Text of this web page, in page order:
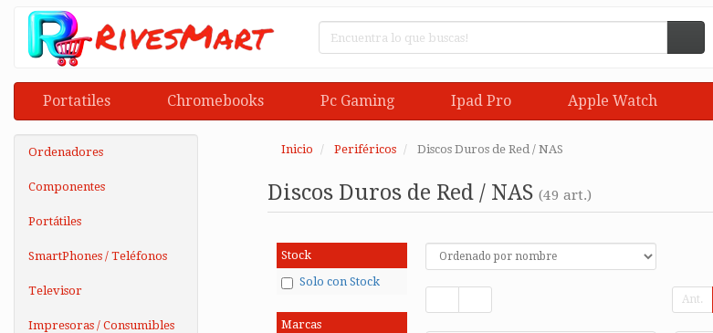
Portatiles Chromebooks Pc Gaming Ipad Pro Apple Watch
Ordenadores
Componentes
Portátiles
SmartPhones / Teléfonos
Televisor
Impresoras / Consumibles
Inicio Periféricos Discos Duros de Red / NAS
Discos Duros de Red / NAS (49 art.)
Stock
Solo con Stock
Marcas
Ant.